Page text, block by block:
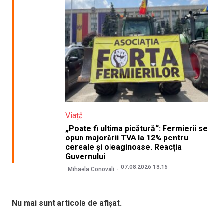
Viață
„Poate fi ultima picătură“: Fermierii se
opun majorării TVA la 12% pentru
cereale și oleaginoase. Reacția
Guvernului
Mihaela Conovali 07.08.2026 13:16
Nu mai sunt articole de afișat.